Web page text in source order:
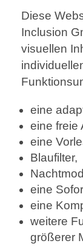
Diese
Inclusion
visuellen
eine
eine freie
eine
Blaufilter,
eine
eine
weitere
größerer